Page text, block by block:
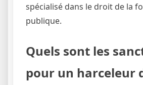
spécialisé dans le droit de la
publique.
Quels sont les
pour un harceleur